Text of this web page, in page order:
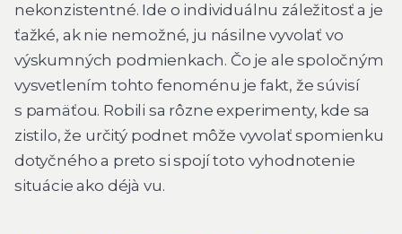
nekonzistentné. Ide o individuálnu záležitosť a je
ťažké, ak nie nemožné, ju násilne vyvolať vo
výskumných podmienkach. Čo je ale spoločným
vysvetlením tohto fenoménu je fakt, že súvisí
s pamäťou. Robili sa rôzne experimenty, kde sa
zistilo, že určitý podnet môže vyvolať spomienku
dotyčného a preto si spojí toto vyhodnotenie
situácie ako déjà vu.